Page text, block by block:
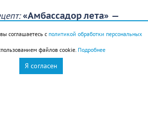
«Амбассадор лета» —
с листьями
на 1 литр воды добавьте 1,5
соглашаетесь с политикой обработки персональных
файлов cookie. Подробнее
Я согласен